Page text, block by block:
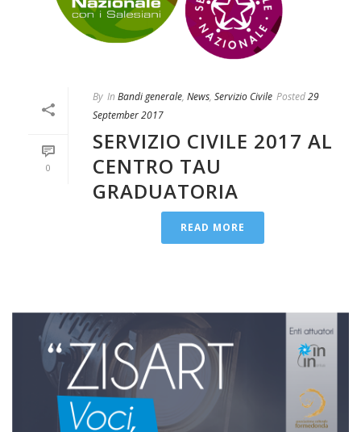
0
By In Bandi generale, News, Servizio Civile Posted29
September 2017
SERVIZIO CIVILE 2017 AL
CENTRO TAU
GRADUATORIA
READ MORE